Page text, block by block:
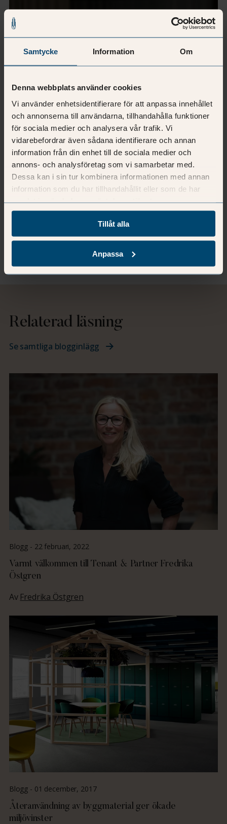
Samtycke Information Om
Denna webbplats använder cookies
Vi använder enhetsidentifierare för att anpassa innehållet
och annonserna till användarna, tillhandahålla funktioner
för sociala medier och analysera vår trafik. Vi
vidarebefordrar även sådana identifierare och annan
information från din enhet till de sociala medier och
annons- och analysföretag som vi samarbetar med.
Dessa kan i sin tur kombinera informationen med annan
information som du har tillhandahållit eller som de har
samlat in när du har använt deras tjänster.
Tillåt alla
Anpassa
Relaterad läsning
Se samtliga blogginlägg
Blogg - 22 februari, 2022
Varmt välkommen till Tenant & Partner Fredrika
Östgren
Av Fredrika Östgren
Blogg - 01 december, 2017
Återanvändning av byggmaterial ger ökade
miljövinster